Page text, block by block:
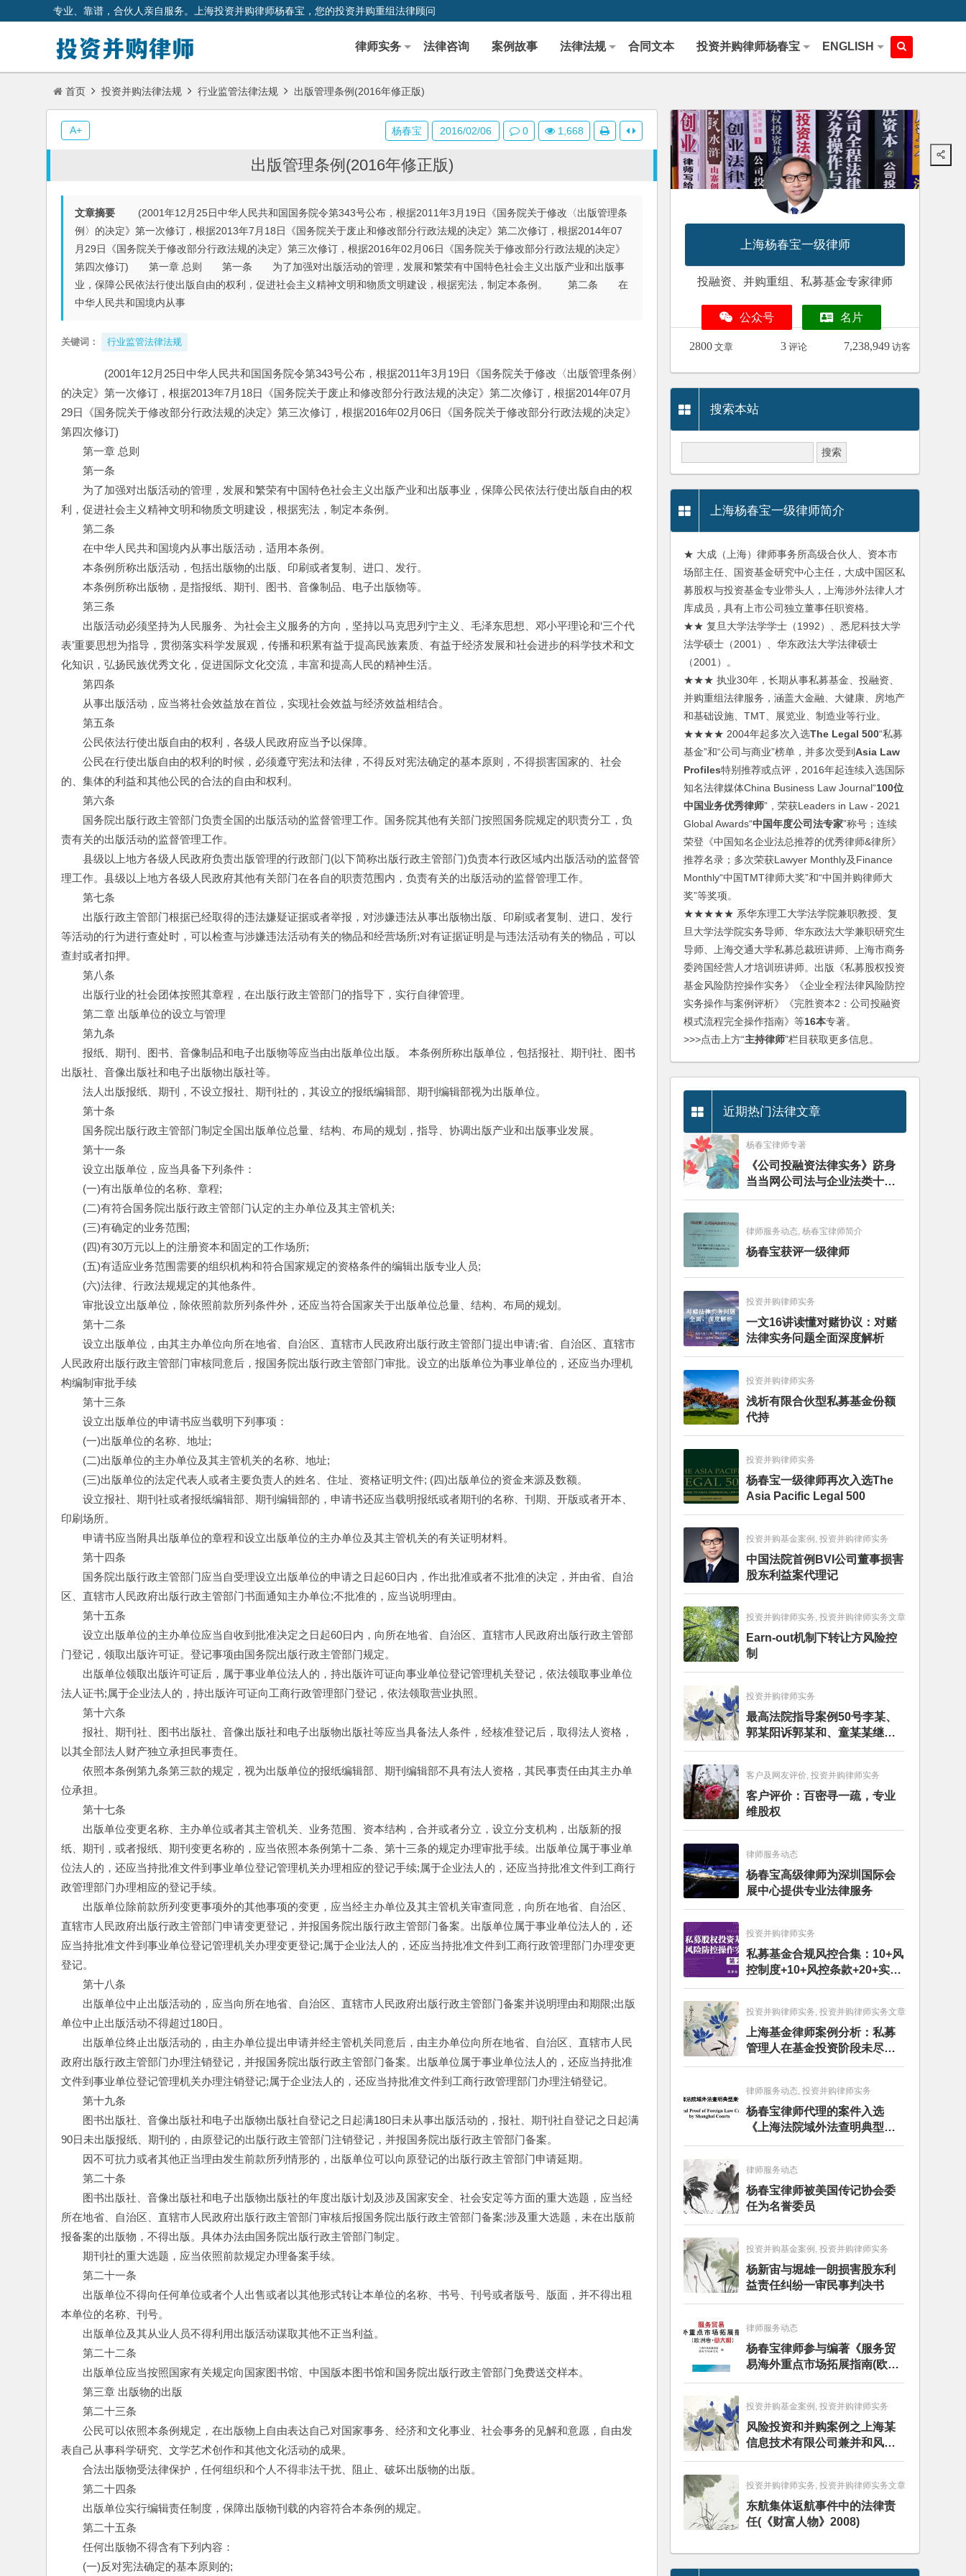
专业、靠谱，合伙人亲自服务。上海投资并购律师杨春宝，您的投资并购重组法律顾问
律师实务 法律咨询 案例故事 法律法规 合同文本 投资并购律师杨春宝 ENGLISH
首页 投资并购法律法规 行业监管法律法规 出版管理条例(2016年修正版)
出版管理条例(2016年修正版)
文章摘要 (2001年12月25日中华人民共和国国务院令第343号公布，根据2011年3月19日《国务院关于修改〈出版管理条
例〉的决定》第一次修订，根据2013年7月18日《国务院关于废止和修改部分行政法规的决定》第二次修订，根据2014年07
月29日《国务院关于修改部分行政法规的决定》第三次修订，根据2016年02月06日《国务院关于修改部分行政法规的决定》
第四次修订) 第一章 总则 第一条 为了加强对出版活动的管理，发展和繁荣有中国特色社会主义出版产业和出版事
业，保障公民依法行使出版自由的权利，促进社会主义精神文明和物质文明建设，根据宪法，制定本条例。 第二条 在
中华人民共和国境内从事
关键词： 行业监管法律法规
(2001年12月25日中华人民共和国国务院令第343号公布，根据2011年3月19日《国务院关于修改〈出版管理条例〉
的决定》第一次修订，根据2013年7月18日《国务院关于废止和修改部分行政法规的决定》第二次修订，根据2014年07月
29日《国务院关于修改部分行政法规的决定》第三次修订，根据2016年02月06日《国务院关于修改部分行政法规的决定》
第四次修订)
第一章 总则
第一条
为了加强对出版活动的管理，发展和繁荣有中国特色社会主义出版产业和出版事业，保障公民依法行使出版自由的权
利，促进社会主义精神文明和物质文明建设，根据宪法，制定本条例。
第二条
在中华人民共和国境内从事出版活动，适用本条例。
本条例所称出版活动，包括出版物的出版、印刷或者复制、进口、发行。
本条例所称出版物，是指报纸、期刊、图书、音像制品、电子出版物等。
第三条
出版活动必须坚持为人民服务、为社会主义服务的方向，坚持以马克思列宁主义、毛泽东思想、邓小平理论和‘三个代
表’重要思想为指导，贯彻落实科学发展观，传播和积累有益于提高民族素质、有益于经济发展和社会进步的科学技术和文
化知识，弘扬民族优秀文化，促进国际文化交流，丰富和提高人民的精神生活。
第四条
从事出版活动，应当将社会效益放在首位，实现社会效益与经济效益相结合。
第五条
公民依法行使出版自由的权利，各级人民政府应当予以保障。
公民在行使出版自由的权利的时候，必须遵守宪法和法律，不得反对宪法确定的基本原则，不得损害国家的、社会
的、集体的利益和其他公民的合法的自由和权利。
第六条
国务院出版行政主管部门负责全国的出版活动的监督管理工作。国务院其他有关部门按照国务院规定的职责分工，负
责有关的出版活动的监督管理工作。
县级以上地方各级人民政府负责出版管理的行政部门(以下简称出版行政主管部门)负责本行政区域内出版活动的监督管
理工作。县级以上地方各级人民政府其他有关部门在各自的职责范围内，负责有关的出版活动的监督管理工作。
第七条
出版行政主管部门根据已经取得的违法嫌疑证据或者举报，对涉嫌违法从事出版物出版、印刷或者复制、进口、发行
等活动的行为进行查处时，可以检查与涉嫌违法活动有关的物品和经营场所;对有证据证明是与违法活动有关的物品，可以
查封或者扣押。
第八条
出版行业的社会团体按照其章程，在出版行政主管部门的指导下，实行自律管理。
第二章 出版单位的设立与管理
第九条
报纸、期刊、图书、音像制品和电子出版物等应当由出版单位出版。 本条例所称出版单位，包括报社、期刊社、图书
出版社、音像出版社和电子出版物出版社等。
法人出版报纸、期刊，不设立报社、期刊社的，其设立的报纸编辑部、期刊编辑部视为出版单位。
第十条
国务院出版行政主管部门制定全国出版单位总量、结构、布局的规划，指导、协调出版产业和出版事业发展。
第十一条
设立出版单位，应当具备下列条件：
(一)有出版单位的名称、章程;
(二)有符合国务院出版行政主管部门认定的主办单位及其主管机关;
(三)有确定的业务范围;
(四)有30万元以上的注册资本和固定的工作场所;
(五)有适应业务范围需要的组织机构和符合国家规定的资格条件的编辑出版专业人员;
(六)法律、行政法规规定的其他条件。
审批设立出版单位，除依照前款所列条件外，还应当符合国家关于出版单位总量、结构、布局的规划。
第十二条
设立出版单位，由其主办单位向所在地省、自治区、直辖市人民政府出版行政主管部门提出申请;省、自治区、直辖市
人民政府出版行政主管部门审核同意后，报国务院出版行政主管部门审批。设立的出版单位为事业单位的，还应当办理机
构编制审批手续
第十三条
设立出版单位的申请书应当载明下列事项：
(一)出版单位的名称、地址;
(二)出版单位的主办单位及其主管机关的名称、地址;
(三)出版单位的法定代表人或者主要负责人的姓名、住址、资格证明文件; (四)出版单位的资金来源及数额。
设立报社、期刊社或者报纸编辑部、期刊编辑部的，申请书还应当载明报纸或者期刊的名称、刊期、开版或者开本、
印刷场所。
申请书应当附具出版单位的章程和设立出版单位的主办单位及其主管机关的有关证明材料。
第十四条
国务院出版行政主管部门应当自受理设立出版单位的申请之日起60日内，作出批准或者不批准的决定，并由省、自治
区、直辖市人民政府出版行政主管部门书面通知主办单位;不批准的，应当说明理由。
第十五条
设立出版单位的主办单位应当自收到批准决定之日起60日内，向所在地省、自治区、直辖市人民政府出版行政主管部
门登记，领取出版许可证。登记事项由国务院出版行政主管部门规定。
出版单位领取出版许可证后，属于事业单位法人的，持出版许可证向事业单位登记管理机关登记，依法领取事业单位
法人证书;属于企业法人的，持出版许可证向工商行政管理部门登记，依法领取营业执照。
第十六条
报社、期刊社、图书出版社、音像出版社和电子出版物出版社等应当具备法人条件，经核准登记后，取得法人资格，
以其全部法人财产独立承担民事责任。
依照本条例第九条第三款的规定，视为出版单位的报纸编辑部、期刊编辑部不具有法人资格，其民事责任由其主办单
位承担。
第十七条
出版单位变更名称、主办单位或者其主管机关、业务范围、资本结构，合并或者分立，设立分支机构，出版新的报
纸、期刊，或者报纸、期刊变更名称的，应当依照本条例第十二条、第十三条的规定办理审批手续。出版单位属于事业单
位法人的，还应当持批准文件到事业单位登记管理机关办理相应的登记手续;属于企业法人的，还应当持批准文件到工商行
政管理部门办理相应的登记手续。
出版单位除前款所列变更事项外的其他事项的变更，应当经主办单位及其主管机关审查同意，向所在地省、自治区、
直辖市人民政府出版行政主管部门申请变更登记，并报国务院出版行政主管部门备案。出版单位属于事业单位法人的，还
应当持批准文件到事业单位登记管理机关办理变更登记;属于企业法人的，还应当持批准文件到工商行政管理部门办理变更
登记。
第十八条
出版单位中止出版活动的，应当向所在地省、自治区、直辖市人民政府出版行政主管部门备案并说明理由和期限;出版
单位中止出版活动不得超过180日。
出版单位终止出版活动的，由主办单位提出申请并经主管机关同意后，由主办单位向所在地省、自治区、直辖市人民
政府出版行政主管部门办理注销登记，并报国务院出版行政主管部门备案。出版单位属于事业单位法人的，还应当持批准
文件到事业单位登记管理机关办理注销登记;属于企业法人的，还应当持批准文件到工商行政管理部门办理注销登记。
第十九条
图书出版社、音像出版社和电子出版物出版社自登记之日起满180日未从事出版活动的，报社、期刊社自登记之日起满
90日未出版报纸、期刊的，由原登记的出版行政主管部门注销登记，并报国务院出版行政主管部门备案。
因不可抗力或者其他正当理由发生前款所列情形的，出版单位可以向原登记的出版行政主管部门申请延期。
第二十条
图书出版社、音像出版社和电子出版物出版社的年度出版计划及涉及国家安全、社会安定等方面的重大选题，应当经
所在地省、自治区、直辖市人民政府出版行政主管部门审核后报国务院出版行政主管部门备案;涉及重大选题，未在出版前
报备案的出版物，不得出版。具体办法由国务院出版行政主管部门制定。
期刊社的重大选题，应当依照前款规定办理备案手续。
第二十一条
出版单位不得向任何单位或者个人出售或者以其他形式转让本单位的名称、书号、刊号或者版号、版面，并不得出租
本单位的名称、刊号。
出版单位及其从业人员不得利用出版活动谋取其他不正当利益。
第二十二条
出版单位应当按照国家有关规定向国家图书馆、中国版本图书馆和国务院出版行政主管部门免费送交样本。
第三章 出版物的出版
第二十三条
公民可以依照本条例规定，在出版物上自由表达自己对国家事务、经济和文化事业、社会事务的见解和意愿，自由发
表自己从事科学研究、文学艺术创作和其他文化活动的成果。
合法出版物受法律保护，任何组织和个人不得非法干扰、阻止、破坏出版物的出版。
第二十四条
出版单位实行编辑责任制度，保障出版物刊载的内容符合本条例的规定。
第二十五条
任何出版物不得含有下列内容：
(一)反对宪法确定的基本原则的;
杨春宝 2016/02/06 0 1,668
A+
上海杨春宝一级律师
投融资、并购重组、私募基金专家律师
公众号 名片
2800 文章 3 评论 7,238,949 访客
搜索本站
上海杨春宝一级律师简介
★ 大成（上海）律师事务所高级合伙人、资本市
场部主任、国资基金研究中心主任，大成中国区私
募股权与投资基金专业带头人，上海涉外法律人才
库成员，具有上市公司独立董事任职资格。
★★ 复旦大学法学学士（1992）、悉尼科技大学
法学硕士（2001）、华东政法大学法律硕士
（2001）。
★★★ 执业30年，长期从事私募基金、投融资、
并购重组法律服务，涵盖大金融、大健康、房地产
和基础设施、TMT、展览业、制造业等行业。
★★★★ 2004年起多次入选The Legal 500“私募
基金”和“公司与商业”榜单，并多次受到Asia Law
Profiles特别推荐或点评，2016年起连续入选国际
知名法律媒体China Business Law Journal“100位
中国业务优秀律师”，荣获Leaders in Law - 2021
Global Awards“中国年度公司法专家”称号；连续
荣登《中国知名企业法总推荐的优秀律师&律所》
推荐名录；多次荣获Lawyer Monthly及Finance
Monthly“中国TMT律师大奖”和“中国并购律师大
奖”等奖项。
★★★★★ 系华东理工大学法学院兼职教授、复
旦大学法学院实务导师、华东政法大学兼职研究生
导师、上海交通大学私募总裁班讲师、上海市商务
委跨国经营人才培训班讲师。出版《私募股权投资
基金风险防控操作实务》《企业全程法律风险防控
实务操作与案例评析》《完胜资本2：公司投融资
模式流程完全操作指南》等16本专著。
>>>点击上方“主持律师”栏目获取更多信息。
近期热门法律文章
杨春宝律师专著
《公司投融资法律实务》跻身
当当网公司法与企业法类十大
畅销图书榜
律师服务动态, 杨春宝律师简介
杨春宝获评一级律师
投资并购律师实务
一文16讲读懂对赌协议：对赌
法律实务问题全面深度解析
投资并购律师实务
浅析有限合伙型私募基金份额
代持
投资并购律师实务
杨春宝一级律师再次入选The
Asia Pacific Legal 500
投资并购基金案例, 投资并购律师实务
中国法院首例BVI公司董事损害
股东利益案代理记
投资并购律师实务, 投资并购律师实务文章
Earn-out机制下转让方风险控
制
投资并购律师实务
最高法院指导案例50号李某、
郭某阳诉郭某和、童某某继承
纠纷案
客户及网友评价, 投资并购律师实务
客户评价：百密寻一疏，专业
维股权
律师服务动态
杨春宝高级律师为深圳国际会
展中心提供专业法律服务
投资并购律师实务
私募基金合规风控合集：10+风
控制度+10+风控条款+20+实务
文章+每月动态
投资并购律师实务, 投资并购律师实务文章
上海基金律师案例分析：私募
管理人在基金投资阶段未尽勤
勉义务的赔偿责任
律师服务动态, 投资并购律师实务
杨春宝律师代理的案件入选
《上海法院域外法查明典型案
例》
律师服务动态
杨春宝律师被美国传记协会委
任为名誉委员
投资并购基金案例, 投资并购律师实务
杨新宙与堀雄一朗损害股东利
益责任纠纷一审民事判决书
律师服务动态
杨春宝律师参与编著《服务贸
易海外重点市场拓展指南(欧洲
卷·意大利)》
投资并购基金案例, 投资并购律师实务
风险投资和并购案例之上海某
信息技术有限公司兼并和风险
投资服务
投资并购律师实务, 投资并购律师实务文章
东航集体返航事件中的法律责
任(《财富人物》2008)